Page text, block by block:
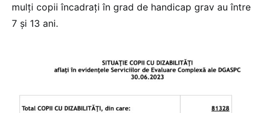
mulţi copii încadraţi în grad de handicap grav au între
7 şi 13 ani.